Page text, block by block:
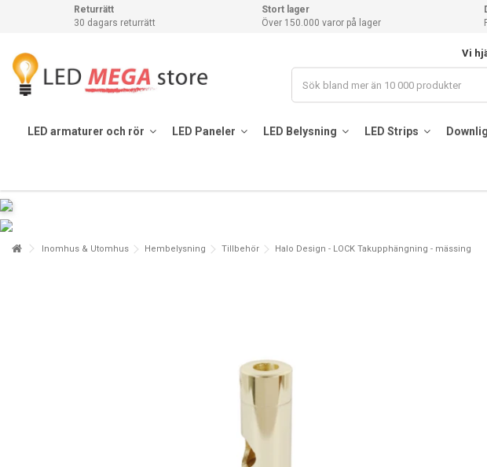
Returrätt
30 dagars returrätt
Stort lager
Över 150.000 varor på lager
Vi
LED armaturer och rör LED Paneler LED Belysning LED Strips
Inomhus & Utomhus Hembelysning Tillbehör Halo Design - LOCK Takupphängning - mässing